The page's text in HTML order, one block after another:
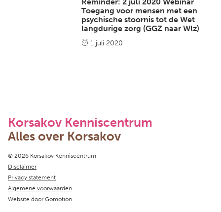
Toegang voor mensen met een
psychische stoornis tot de Wet
langdurige zorg (GGZ naar Wlz)
1 juli 2020
Korsakov Kenniscentrum
Alles over Korsakov
Copyright navigation
© 2026 Korsakov Kenniscentrum
Disclaimer
Privacy statement
Algemene voorwaarden
Website door Gomotion